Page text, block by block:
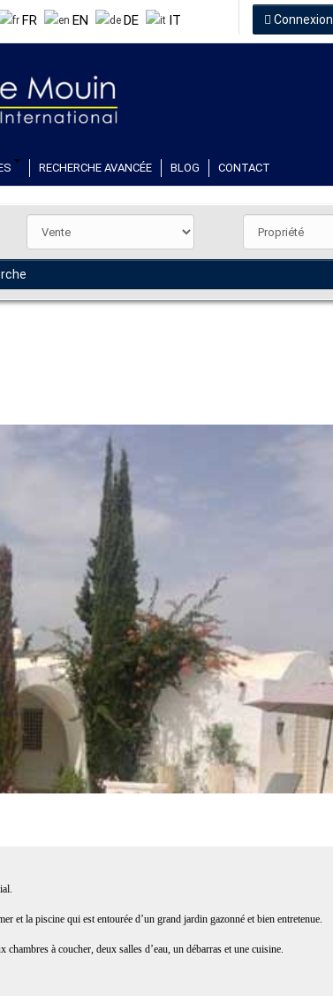
FR EN DE IT Connexion
RECHERCHE AVANCÉE BLOG CONTACT
et la piscine qui est entourée d’un grand jardin gazonné et bien entretenue.
à coucher, deux salles d’eau, un débarras et une cuisine.